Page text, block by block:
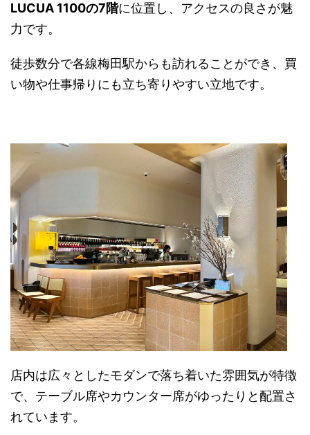
LUCUA 1100の7階に位置し、アクセスの良さが魅
力です。
徒歩数分で各線梅田駅からも訪れることができ、買
い物や仕事帰りにも立ち寄りやすい立地です。
店内は広々としたモダンで落ち着いた雰囲気が特徴
で、テーブル席やカウンター席がゆったりと配置さ
れています。